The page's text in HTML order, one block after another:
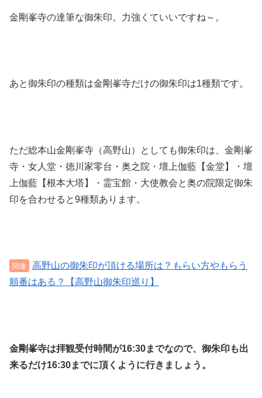
金剛峯寺の達筆な御朱印。力強くていいですね～。
あと御朱印の種類は金剛峯寺だけの御朱印は1種類です。
ただ総本山金剛峯寺（高野山）としても御朱印は、金剛峯
寺・女人堂・徳川家零台・奥之院・壇上伽藍【金堂】・壇
上伽藍【根本大塔】・霊宝館・大使教会と奥の院限定御朱
印を合わせると9種類あります。
高野山の御朱印が頂ける場所は？もらい方やもらう
順番はある？【高野山御朱印巡り】
金剛峯寺は拝観受付時間が16:30までなので、御朱印も出
来るだけ16:30までに頂くように行きましょう。